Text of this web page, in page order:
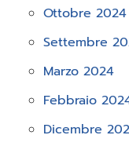
Ottobre 2024
Settembre
Marzo 2024
Febbraio
Dicembre